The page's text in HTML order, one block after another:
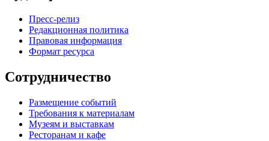
Пресс-релиз
Редакционная политика
Правовая информация
Формат ресурса
Сотрудничество
Размещение событий
Требования к материалам
Музеям и выставкам
Ресторанам и кафе